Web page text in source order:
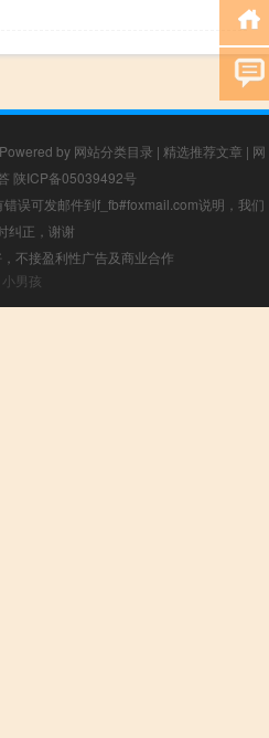
Powered by 网站分类目录 | 精选推荐文章 | 网
陕ICP备05039492号
误可发邮件到f_fb#foxmail.com说明，我们
纠正，谢谢
不接盈利性广告及商业合作
小男孩